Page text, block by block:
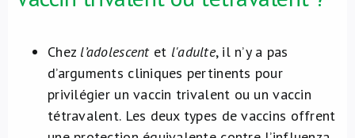
Chez l’adolescentet l'adulte, il n’y a pas
d’arguments cliniques pertinents pour
privilégier un vaccin trivalent ou un vaccin
tétravalent. Les deux types de vaccins offrent